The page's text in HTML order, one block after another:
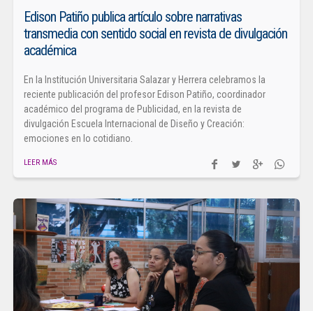
Edison Patiño publica artículo sobre narrativas
transmedia con sentido social en revista de divulgación
académica
En la Institución Universitaria Salazar y Herrera celebramos la
reciente publicación del profesor Edison Patiño, coordinador
académico del programa de Publicidad, en la revista de
divulgación Escuela Internacional de Diseño y Creación:
emociones en lo cotidiano.
LEER MÁS